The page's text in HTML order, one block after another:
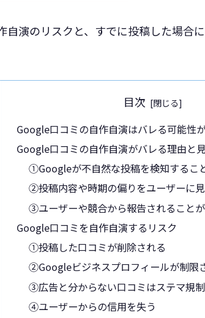
自演のリスクと、すでに投稿した場合
目次
Google口コミの自作自演はバレる可能性
Google口コミの自作自演がバレる理由と
①Googleが不自然な投稿を検知するこ
②投稿内容や時期の偏りをユーザーに
③ユーザーや競合から報告されること
Google口コミを自作自演するリスク
①投稿した口コミが削除される
②Googleビジネスプロフィールが制限
③広告と分からない口コミはステマ規
④ユーザーからの信用を失う